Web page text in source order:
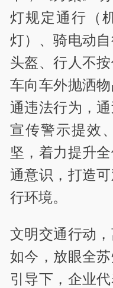
灯规定通行（
灯）、骑电动
头盔、行人不
车向车外抛洒
通违法行为，通
宣传警示提效
坚，着力提升
通意识，打造
行环境。
文明交通行动，
如今，放眼全
引导下，企业